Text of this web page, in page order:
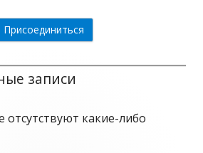
записи
какие-либо